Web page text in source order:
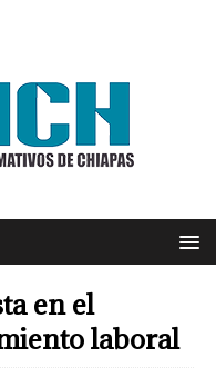
en el
laboral